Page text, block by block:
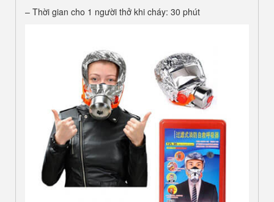
– Thời gian cho 1 người thở khi cháy: 30 phút